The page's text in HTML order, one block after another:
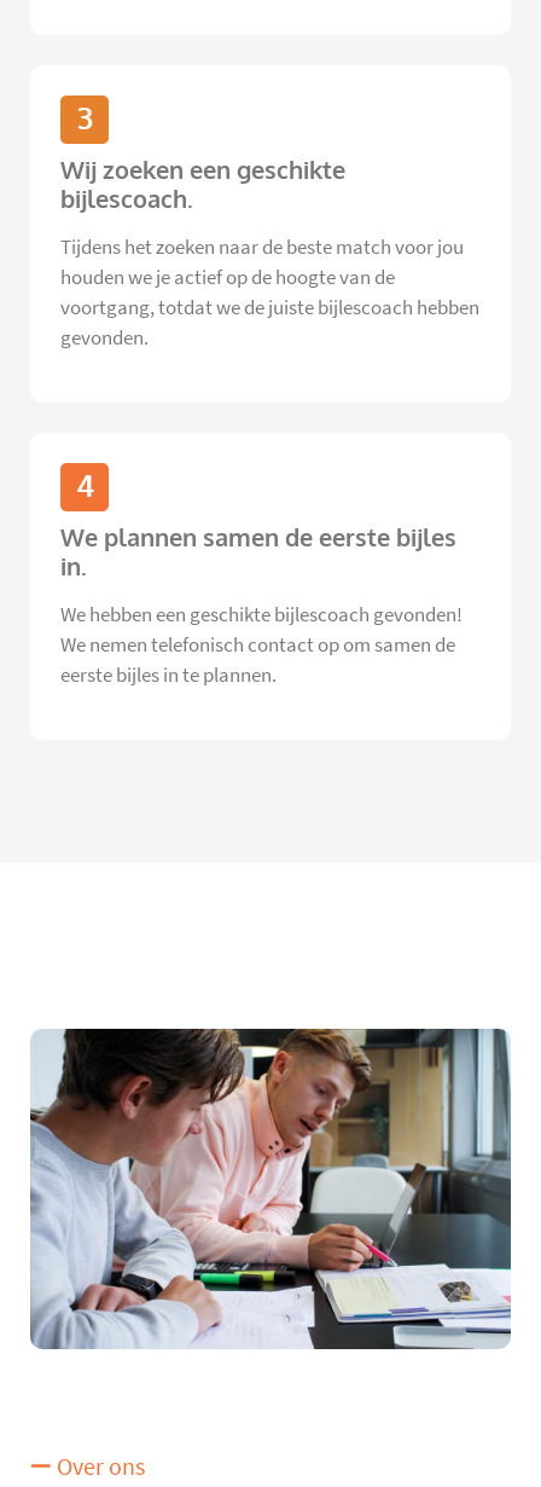
3
Wij zoeken een geschikte
bijlescoach.
Tijdens het zoeken naar de beste match voor jou
houden we je actief op de hoogte van de
voortgang, totdat we de juiste bijlescoach hebben
gevonden.
4
We plannen samen de eerste bijles
in.
We hebben een geschikte bijlescoach gevonden!
We nemen telefonisch contact op om samen de
eerste bijles in te plannen.
Over ons